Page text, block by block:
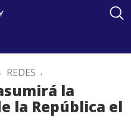
. REDES .
la
la República el